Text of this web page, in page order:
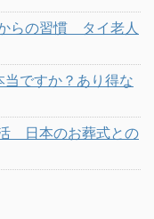
らの習慣 タイ老人
ですか？あり得な
日本のお葬式との